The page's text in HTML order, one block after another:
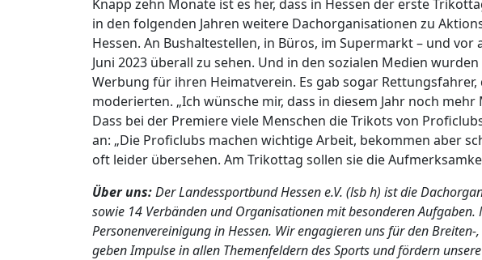
Knapp zehn Monate ist es her, dass in Hessen der erste
in den folgenden Jahren weitere Dachorganisationen zu
Hessen. An Bushaltestellen, in Büros, im Supermarkt – und
Juni 2023 überall zu sehen. Und in den sozialen Medien
Werbung für ihren Heimatverein. Es gab sogar
moderierten. „Ich wünsche mir, dass in diesem Jahr noch
Dass bei der Premiere viele Menschen die Trikots von
an: „Die Proficlubs machen wichtige Arbeit, bekommen aber
oft leider übersehen. Am Trikottag sollen sie die
Über uns:Der Landessportbund Hessen e.V. (lsb h) ist die
sowie 14 Verbänden und Organisationen mit besonderen
Personenvereinigung in Hessen. Wir engagieren uns für den
geben Impulse in allen Themenfeldern des Sports und fördern